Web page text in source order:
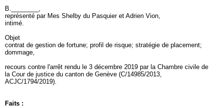
B.________,
représenté par Mes Shelby du Pasquier et Adrien Vion,
intimé.
Objet
contrat de gestion de fortune; profil de risque; stratégie de placement;
dommage,
recours contre l'arrêt rendu le 3 décembre 2019 par la Chambre civile de
la Cour de justice du canton de Genève (C/14985/2013,
ACJC/1794/2019).
Faits :